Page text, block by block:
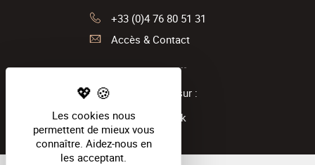
+33 (0)4 76 80 51 31
Accès & Contact
Suivez-nous sur :
Facebook
Les cookies nous
permettent de mieux vous
connaître. Aidez-nous en
les acceptant.